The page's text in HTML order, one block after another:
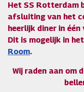
Het SS Rotterdam
afsluiting van het
heerlijk diner in
Dit is mogelijk in het
Room.
Wij raden aan om